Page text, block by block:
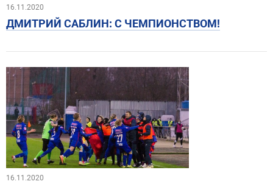
16.11.2020
ДМИТРИЙ САБЛИН: С ЧЕМПИОНСТВОМ!
16.11.2020